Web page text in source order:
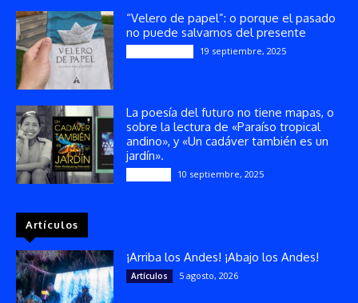
“Velero de papel”: o porque el pasado
no puede salvarnos del presente
19 septiembre, 2025
La poesía del futuro no tiene mapas, o
sobre la lectura de «Paraíso tropical
andino», y «Un cadáver también es un
jardín».
10 septiembre, 2025
Artículos
¡Arriba los Andes! ¡Abajo los Andes!
Artículos 5 agosto, 2026